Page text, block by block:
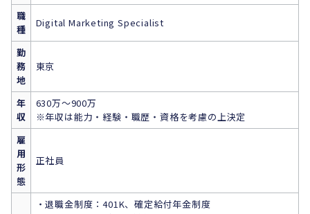
職
種
Digital Marketing Specialist
勤
務
地
東京
年
収
630万～900万
※年収は能力・経験・職歴・資格を考慮の上決定
雇
用
形
態
正社員
・退職金制度：401K、確定給付年金制度